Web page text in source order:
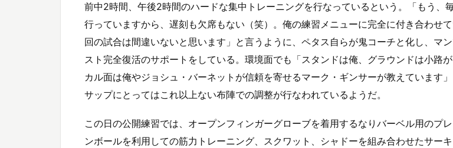
前中2時間、午後2時間のハードな集中トレーニングを行なっているという。「もう、
行っていますから、遅刻も欠席もない（笑）。俺の練習メニューに完全に付き合わせ
回の試合は間違いないと思います」と言うように、ペタス自らが鬼コーチと化し、マ
スト完全復活のサポートをしている。環境面でも「スタンドは俺、グラウンドは小路
カル面は俺やジョシュ・バーネットが信頼を寄せるマーク・ギンサーが教えています」
サップにとってはこれ以上ない布陣での調整が行なわれているようだ。
この日の公開練習では、オープンフィンガーグローブを着用するなりバーベル用のプ
ンボールを利用しての筋力トレーニング、スクワット、シャドーを組み合わせたサー